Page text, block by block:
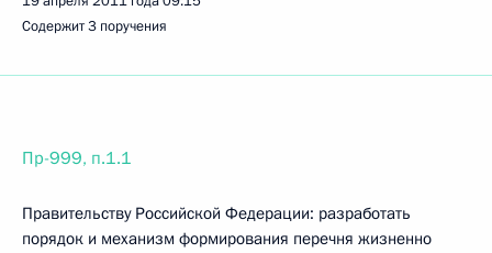
Содержит 3 поручения
Пр-999, п.1.1
Правительству Российской Федерации: разработать
порядок и механизм формирования перечня жизненно